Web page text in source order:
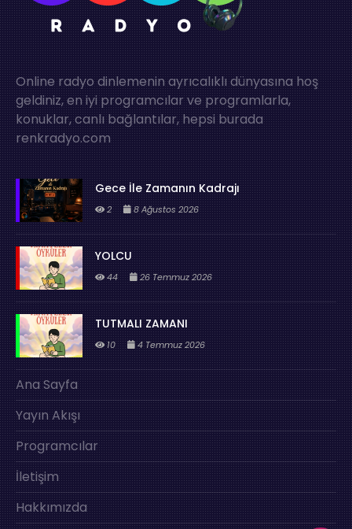
Online radyo dinlemenin ayrıcalıklı dünyasına hoş
geldiniz, en iyi programcılar ve programlarla,
konuklar, canlı bağlantılar, hepsi burada
renkradyo.com
Gece İle Zamanın Kadrajı
2 8 Ağustos 2026
YOLCU
44 26 Temmuz 2026
TUTMALI ZAMANI
10 4 Temmuz 2026
Ana Sayfa
Yayın Akışı
Programcılar
İletişim
Hakkımızda